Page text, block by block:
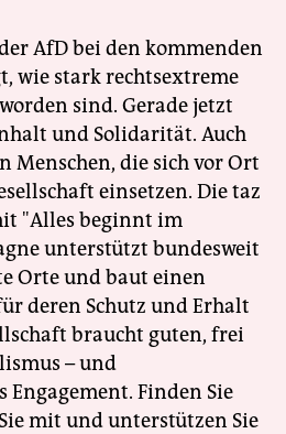
AfD bei den kommenden
wie stark rechtsextreme
sind. Gerade jetzt
und Solidarität. Auch
Menschen, die sich vor Ort
einsetzen. Die taz
"Alles beginnt im
unterstützt bundesweit
Orte und baut einen
deren Schutz und Erhalt
braucht guten, frei
– und
Finden Sie
mit und unterstützen Sie